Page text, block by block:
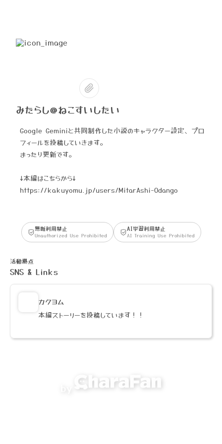
みたらし@ねこすいしたい
Google Geminiと共同制作した小説のキャラクター設定、プロ
フィールを投稿していきます。
まったり更新です。
↓本編はこちらから↓
https://kakuyomu.jp/users/MitarAshi-0dango
無断利用禁止
Unauthorized Use Prohibited
AI学習利用禁止
AI Training Use Prohibited
活動拠点
SNS & Links
カクヨム
本編ストーリーを投稿しています！！